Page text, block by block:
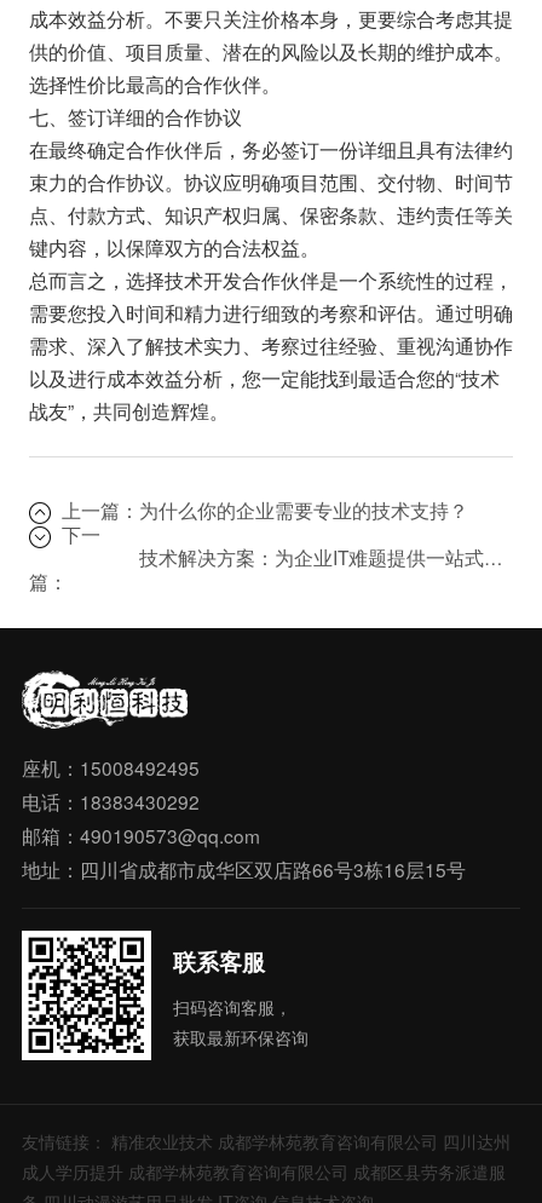
成本效益分析。不要只关注价格本身，更要综合考虑其提
供的价值、项目质量、潜在的风险以及长期的维护成本。
选择性价比最高的合作伙伴。
七、签订详细的合作协议
在最终确定合作伙伴后，务必签订一份详细且具有法律约
束力的合作协议。协议应明确项目范围、交付物、时间节
点、付款方式、知识产权归属、保密条款、违约责任等关
键内容，以保障双方的合法权益。
总而言之，选择技术开发合作伙伴是一个系统性的过程，
需要您投入时间和精力进行细致的考察和评估。通过明确
需求、深入了解技术实力、考察过往经验、重视沟通协作
以及进行成本效益分析，您一定能找到最适合您的“技术
战友”，共同创造辉煌。
上一篇： 为什么你的企业需要专业的技术支持？
下一
篇：
技术解决方案：为企业IT难题提供一站式服务
座机：15008492495
电话：18383430292
邮箱：490190573@qq.com
地址：四川省成都市成华区双店路66号3栋16层15号
联系客服
扫码咨询客服，
获取最新环保咨询
友情链接： 精准农业技术 成都学林苑教育咨询有限公司 四川达州
成人学历提升 成都学林苑教育咨询有限公司 成都区县劳务派遣服